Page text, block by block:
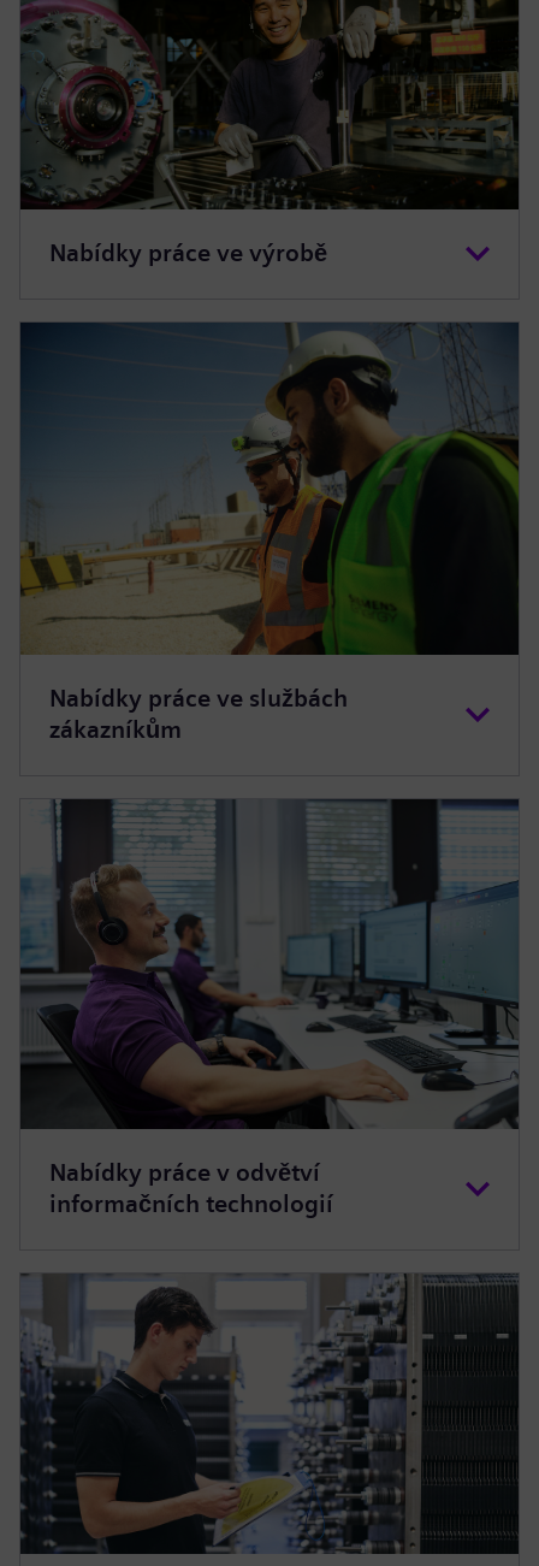
Nabídky práce ve výrobě
Nabídky práce ve službách
zákazníkům
Nabídky práce v odvětví
informačních technologií